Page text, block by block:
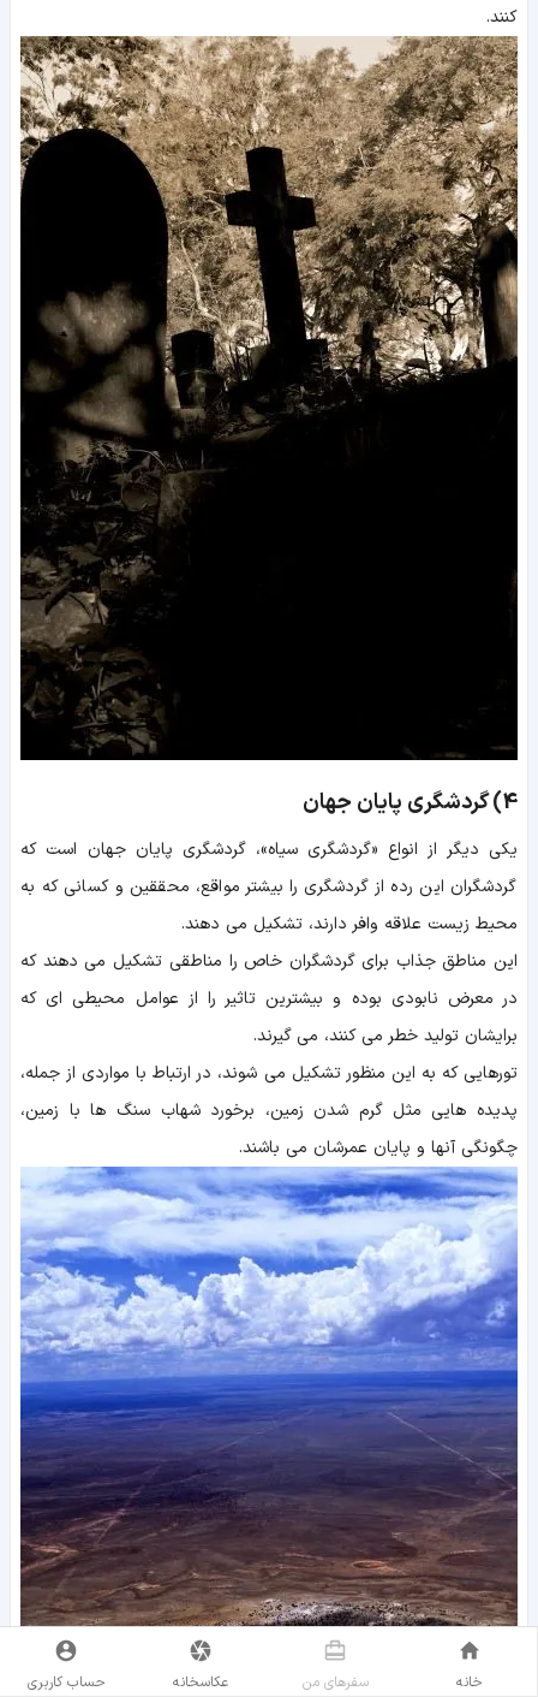
کنند.
4) گردشگری پایان جهان
یکی دیگر از انواع «گردشگری سیاه»، گردشگری پایان جهان است که
گردشگران این رده از گردشگری را بیشتر مواقع، محققین و کسانی که به
محیط زیست علاقه وافر دارند، تشکیل می دهند.
این مناطق جذاب برای گردشگران خاص را مناطقی تشکیل می دهند که
در معرض نابودی بوده و بیشترین تاثیر را از عوامل محیطی ای که
برایشان تولید خطر می کنند، می گیرند.
تورهایی که به این منظور تشکیل می شوند، در ارتباط با مواردی از جمله،
پدیده هایی مثل گرم شدن زمین، برخورد شهاب سنگ ها با زمین،
چگونگی آنها و پایان عمرشان می باشند.
خانه سفر‌های من عکاسخانه حساب کاربری